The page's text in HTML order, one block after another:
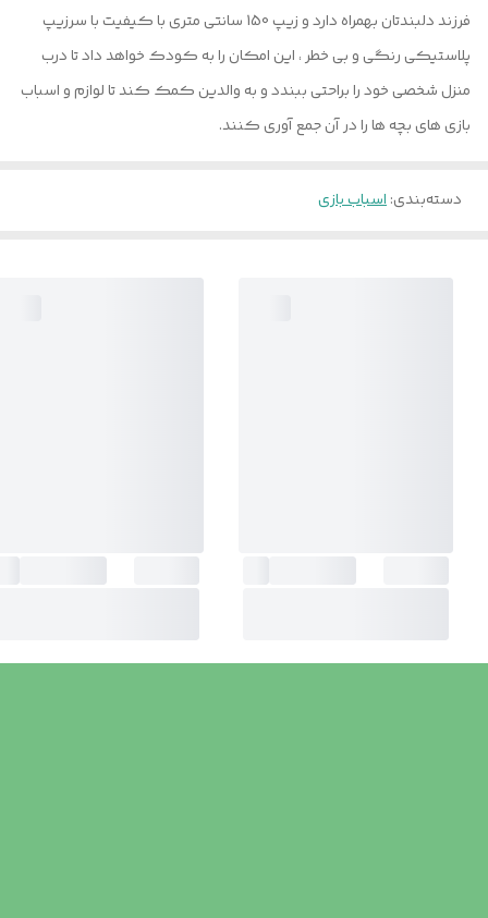
فرزند دلبندتان بهمراه دارد و زیپ 150 سانتی متری با کیفیت با سرزیپ
پلاستیکی رنگی و بی خطر ، این امکان را به کودک خواهد داد تا درب
منزل شخصی خود را براحتی ببندد و به والدین کمک کند تا لوازم و اسباب
بازی های بچه ها را در آن جمع آوری کنند.
دسته‌بندی:اسباب بازی